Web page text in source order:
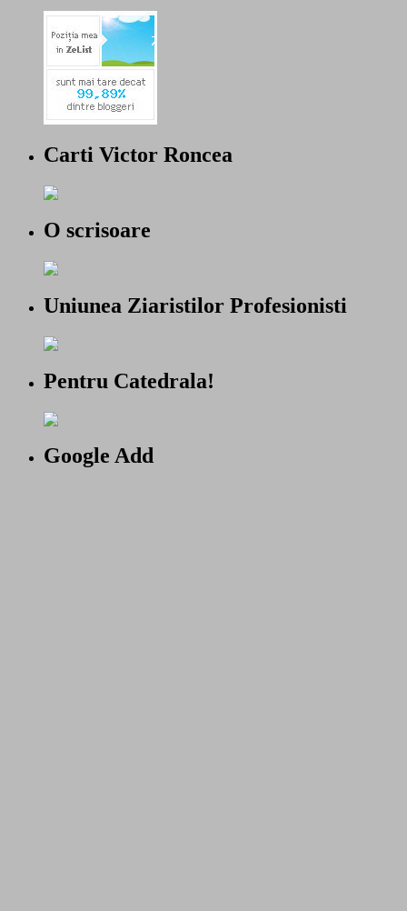
Carti Victor Roncea
O scrisoare
Uniunea Ziaristilor Profesionisti
Pentru Catedrala!
Google Add